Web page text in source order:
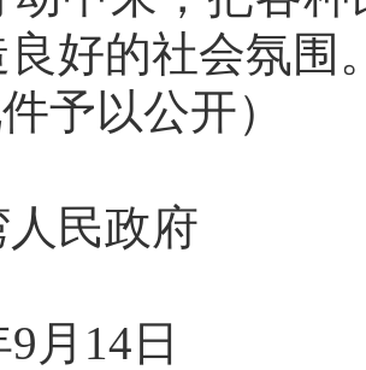
好的社会氛围
予以公开）
民政府
9 月 14 日